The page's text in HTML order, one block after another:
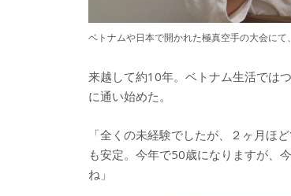
ベトナムや日本で開かれた極真空手の大会に
来越して約10年。ベトナム生活では
に通い始めた。
「全くの未経験でしたが、２ヶ月ほ
も安定。今年で50歳になりますが、
ね」